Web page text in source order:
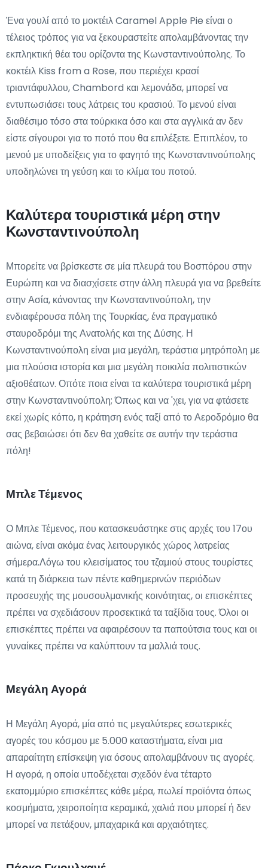
Ένα γουλί από το μοκτέιλ Caramel Apple Pie είναι ο
τέλειος τρόπος για να ξεκουραστείτε απολαμβάνοντας την
εκπληκτική θέα του ορίζοντα της Κωνσταντινούπολης. Το
κοκτέιλ Kiss from a Rose, που περιέχει κρασί
τριαντάφυλλου, Chambord και λεμονάδα, μπορεί να
εντυπωσιάσει τους λάτρεις του κρασιού. Το μενού είναι
διαθέσιμο τόσο στα τούρκικα όσο και στα αγγλικά αν δεν
είστε σίγουροι για το ποτό που θα επιλέξετε. Επιπλέον, το
μενού με υποδείξεις για το φαγητό της Κωνσταντινούπολης
υποδηλώνει τη γεύση και το κλίμα του ποτού.
Καλύτερα τουριστικά μέρη στην
Κωνσταντινούπολη
Μπορείτε να βρίσκεστε σε μία πλευρά του Βοσπόρου στην
Ευρώπη και να διασχίσετε στην άλλη πλευρά για να βρεθείτε
στην Ασία, κάνοντας την Κωνσταντινούπολη, την
ενδιαφέρουσα πόλη της Τουρκίας, ένα πραγματικό
σταυροδρόμι της Ανατολής και της Δύσης. Η
Κωνσταντινούπολη είναι μια μεγάλη, τεράστια μητρόπολη με
μια πλούσια ιστορία και μια μεγάλη ποικιλία πολιτιστικών
αξιοθέατων. Οπότε ποια είναι τα καλύτερα τουριστικά μέρη
στην Κωνσταντινούπολη; Όπως και να 'χει, για να φτάσετε
εκεί χωρίς κόπο, η κράτηση ενός ταξί από το Αεροδρόμιο θα
σας βεβαιώσει ότι δεν θα χαθείτε σε αυτήν την τεράστια
πόλη!
Μπλε Τέμενος
Ο Μπλε Τέμενος, που κατασκευάστηκε στις αρχές του 17ου
αιώνα, είναι ακόμα ένας λειτουργικός χώρος λατρείας
σήμερα.Λόγω του κλεισίματος του τζαμιού στους τουρίστες
κατά τη διάρκεια των πέντε καθημερινών περιόδων
προσευχής της μουσουλμανικής κοινότητας, οι επισκέπτες
πρέπει να σχεδιάσουν προσεκτικά τα ταξίδια τους. Όλοι οι
επισκέπτες πρέπει να αφαιρέσουν τα παπούτσια τους και οι
γυναίκες πρέπει να καλύπτουν τα μαλλιά τους.
Μεγάλη Αγορά
Η Μεγάλη Αγορά, μία από τις μεγαλύτερες εσωτερικές
αγορές του κόσμου με 5.000 καταστήματα, είναι μια
απαραίτητη επίσκεψη για όσους απολαμβάνουν τις αγορές.
Η αγορά, η οποία υποδέχεται σχεδόν ένα τέταρτο
εκατομμύριο επισκέπτες κάθε μέρα, πωλεί προϊόντα όπως
κοσμήματα, χειροποίητα κεραμικά, χαλιά που μπορεί ή δεν
μπορεί να πετάξουν, μπαχαρικά και αρχαιότητες.